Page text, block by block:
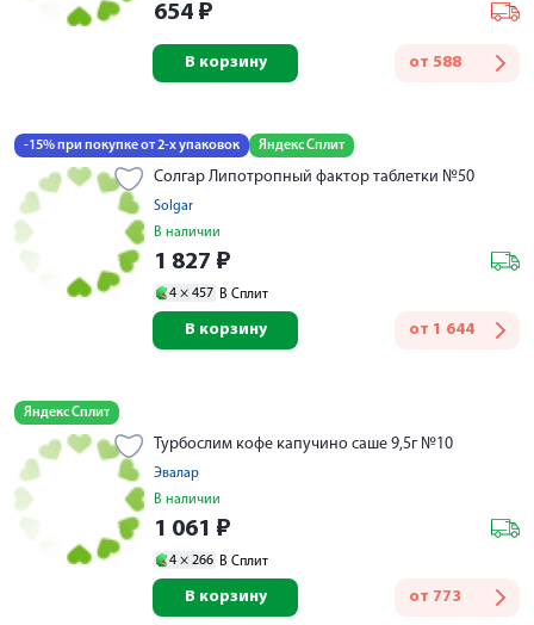
654 ₽
от 588
В корзину
-15% при покупке от 2-х упаковок Яндекс Сплит
Солгар Липотропный фактор таблетки №50
Solgar
В наличии
1 827 ₽
4 × 457 В Сплит
от 1 644
В корзину
Яндекс Сплит
Турбослим кофе капучино саше 9,5г №10
Эвалар
В наличии
1 061 ₽
4 × 266 В Сплит
от 773
В корзину